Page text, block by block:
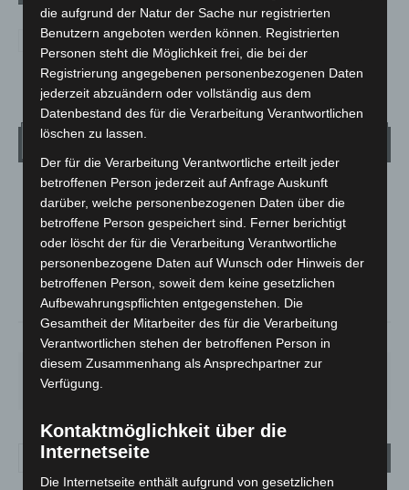
LANGENHAGEN
Überwiegend Bewölkt
19.6°C 21.1°
19°
78% 0.5m/s
DO.
29°
FR. SA. SO.
die aufgrund der Natur der Sache nur registrierten
Benutzern angeboten werden können. Registrierten
Personen steht die Möglichkeit frei, die bei der
Registrierung angegebenen personenbezogenen Daten
jederzeit abzuändern oder vollständig aus dem
Datenbestand des für die Verarbeitung Verantwortlichen
löschen zu lassen.
Der für die Verarbeitung Verantwortliche erteilt jeder
betroffenen Person jederzeit auf Anfrage Auskunft
darüber, welche personenbezogenen Daten über die
betroffene Person gespeichert sind. Ferner berichtigt
oder löscht der für die Verarbeitung Verantwortliche
personenbezogene Daten auf Wunsch oder Hinweis der
betroffenen Person, soweit dem keine gesetzlichen
Aufbewahrungspflichten entgegenstehen. Die
Gesamtheit der Mitarbeiter des für die Verarbeitung
Verantwortlichen stehen der betroffenen Person in
diesem Zusammenhang als Ansprechpartner zur
Verfügung.
Kontaktmöglichkeit über die
Internetseite
Die Internetseite enthält aufgrund von gesetzlichen